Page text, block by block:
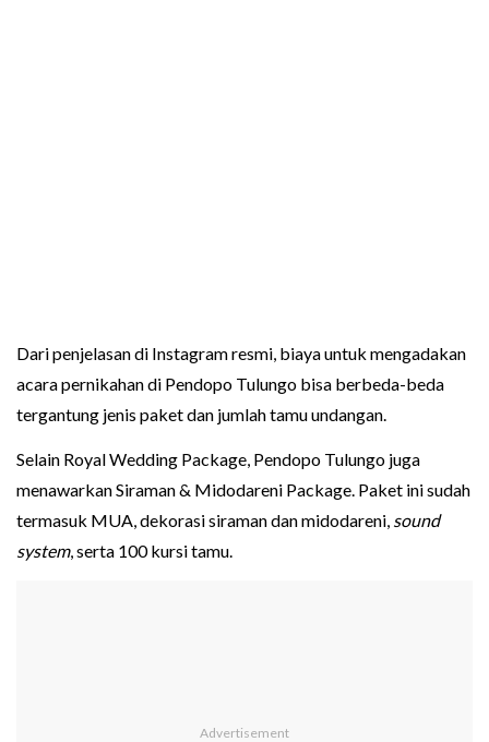
Dari penjelasan di Instagram resmi, biaya untuk mengadakan
acara pernikahan di Pendopo Tulungo bisa berbeda-beda
tergantung jenis paket dan jumlah tamu undangan.
Selain Royal Wedding Package, Pendopo Tulungo juga
menawarkan Siraman & Midodareni Package. Paket ini sudah
termasuk MUA, dekorasi siraman dan midodareni, sound
system, serta 100 kursi tamu.